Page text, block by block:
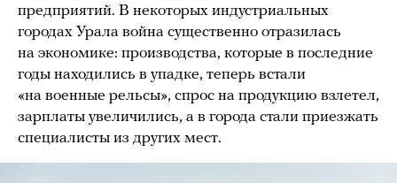
предприятий. В некоторых индустриальных
городах Урала война существенно отразилась
на экономике: производства, которые в последние
годы находились в упадке, теперь встали
«на военные рельсы», спрос на продукцию взлетел,
зарплаты увеличились, а в города стали приезжать
специалисты из других мест.